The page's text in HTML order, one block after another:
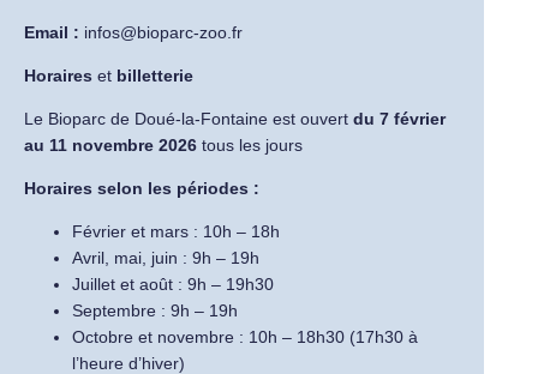
Email : infos@bioparc-zoo.fr
Horaires et billetterie
Le Bioparc de Doué-la-Fontaine est ouvert du 7 février
au 11 novembre 2026 tous les jours
Horaires selon les périodes :
Février et mars : 10h – 18h
Avril, mai, juin : 9h – 19h
Juillet et août : 9h – 19h30
Septembre : 9h – 19h
Octobre et novembre : 10h – 18h30 (17h30 à
l’heure d’hiver)